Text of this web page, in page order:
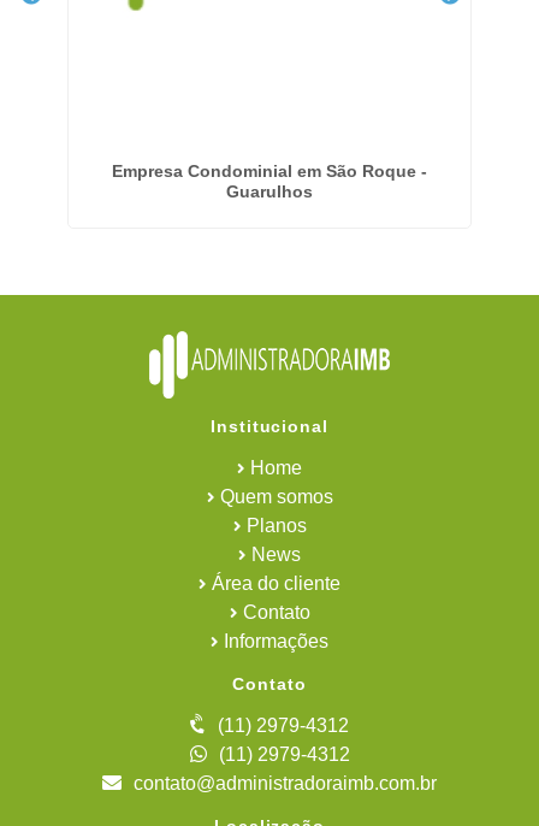
Empresa Condominial em São Roque -
Guarulhos
Institucional
Home
Quem somos
Planos
News
Área do cliente
Contato
Informações
Contato
(11) 2979-4312
(11) 2979-4312
contato@administradoraimb.com.br